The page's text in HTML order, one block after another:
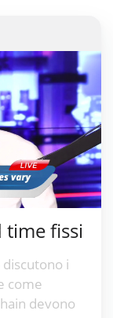
time fissi
i
come
devono